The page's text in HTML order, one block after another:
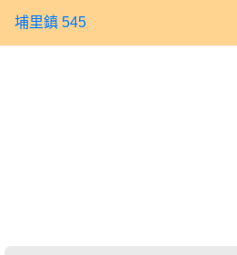
埔里鎮 545